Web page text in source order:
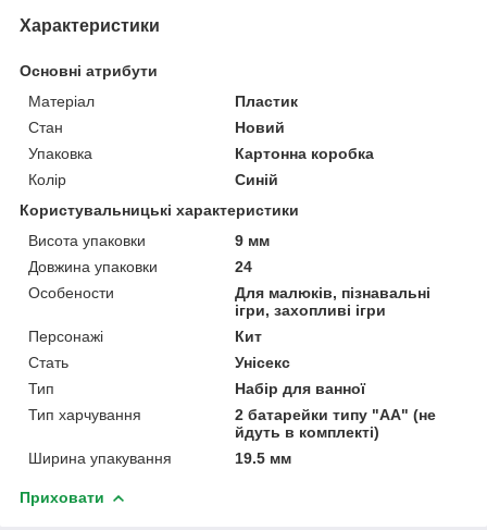
Характеристики
Основні атрибути
Матеріал
Пластик
Стан
Новий
Упаковка
Картонна коробка
Колір
Синій
Користувальницькі характеристики
Висота упаковки
9 мм
Довжина упаковки
24
Особености
Для малюків, пізнавальні
ігри, захопливі ігри
Персонажі
Кит
Стать
Унісекс
Тип
Набір для ванної
Тип харчування
2 батарейки типу "АА" (не
йдуть в комплекті)
Ширина упакування
19.5 мм
Приховати